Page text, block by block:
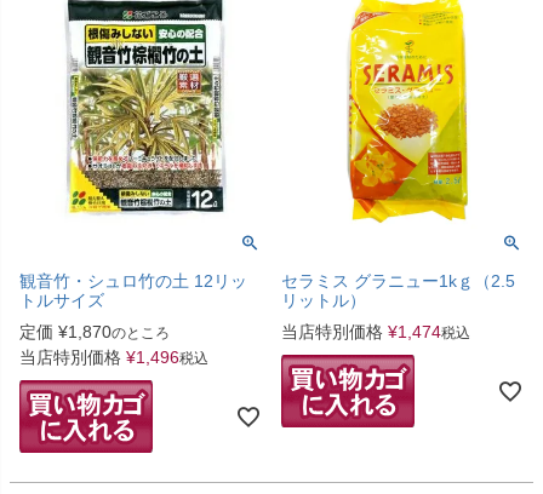
観音竹・シュロ竹の土 12リッ
トルサイズ
定価 ¥1,870のところ
当店特別価格 ¥1,496税込
セラミス グラニュー1kｇ（2.5
リットル）
当店特別価格 ¥1,474税込